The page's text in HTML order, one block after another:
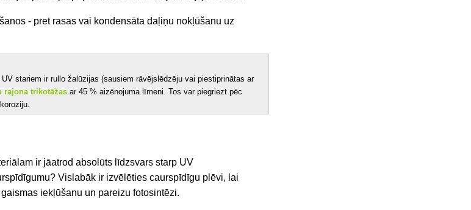
- pret rasas vai kondensāta daļiņu nokļūšanu uz
stariem ir rullo žalūzijas (sausiemrāvējslēdzēju vai piestiprinātas ar
rajona trikotāžas ar 45 % aizēnojuma līmeni. Tos var piegriezt pēc
ir jāatrod absolūts līdzsvars starp UV
Vislabāk ir izvēlētiescaurspīdīgu plēvi, lai
iekļūšanu un pareizu fotosintēzi.